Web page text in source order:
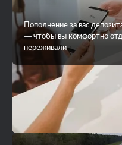
Пополнение за вас
— чтобы вы комфортно
переживали